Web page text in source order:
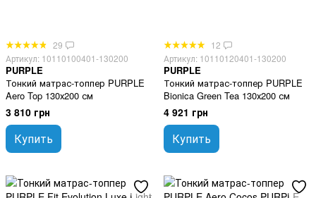
29
Артикул: 10110100401-130200
PURPLE
Тонкий матрас-топпер PURPLE
Aero Top 130х200 см
3 810 грн
Купить
12
Артикул: 10110120401-130200
PURPLE
Тонкий матрас-топпер PURPLE
Bionica Green Tea 130х200 см
4 921 грн
Купить